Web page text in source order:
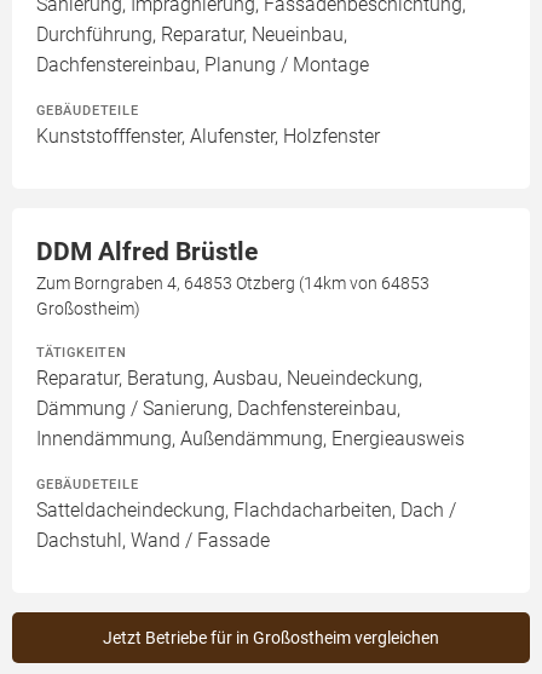
Durchführung, Reparatur, Neueinbau,
Dachfenstereinbau, Planung / Montage
GEBÄUDETEILE
Kunststofffenster, Alufenster, Holzfenster
DDM Alfred Brüstle
Zum Borngraben 4, 64853 Otzberg (14km von 64853
Großostheim)
TÄTIGKEITEN
Reparatur, Beratung, Ausbau, Neueindeckung,
Dämmung / Sanierung, Dachfenstereinbau,
Innendämmung, Außendämmung, Energieausweis
GEBÄUDETEILE
Satteldacheindeckung, Flachdacharbeiten, Dach /
Dachstuhl, Wand / Fassade
Jetzt Betriebe für in Großostheim vergleichen